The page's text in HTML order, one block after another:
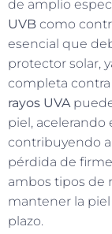
de amplio
UVB como
esencial que
protector solar,
completa contra
rayos UVA
piel,
contribuyendo
pérdida de
ambos tipos de
mantener la
plazo.